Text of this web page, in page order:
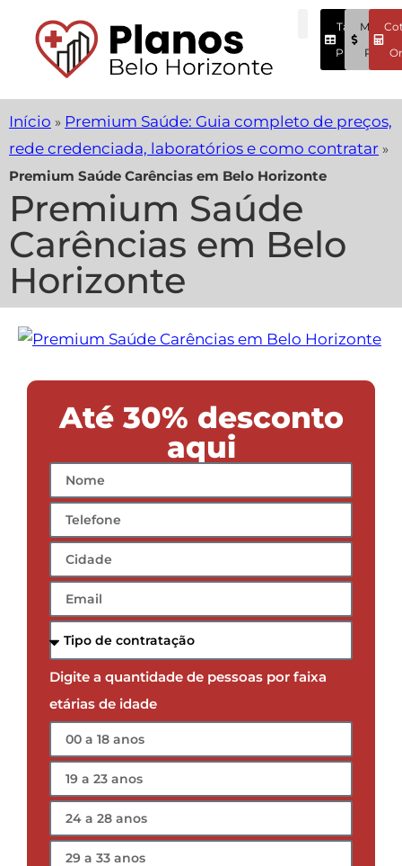
Tabela
PreçosPreços
Início » Premium Saúde: Guia completo de preços,
rede credenciada, laboratórios e como contratar »
Premium Saúde Carências em Belo Horizonte
Premium Saúde
Carências em Belo
Horizonte
Até 30% desconto
aqui
Digite a quantidade de pessoas por faixa
etárias de idade